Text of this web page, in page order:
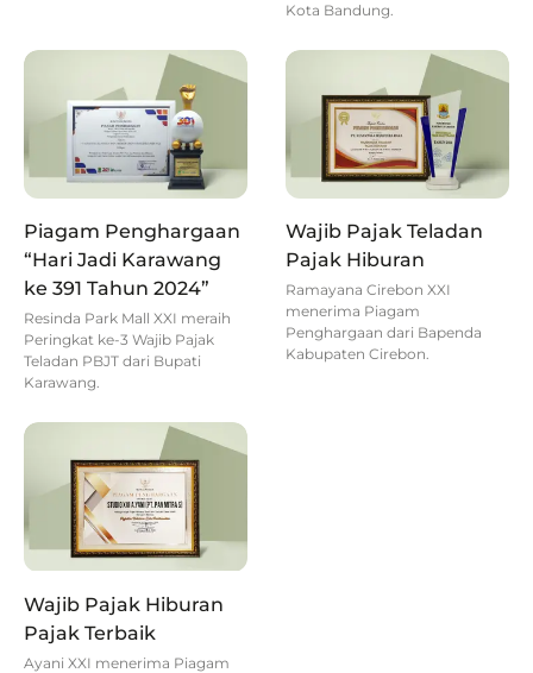
Kota Bandung.
Piagam Penghargaan
“Hari Jadi Karawang
ke 391 Tahun 2024”
Resinda Park Mall XXI meraih
Peringkat ke-3 Wajib Pajak
Teladan PBJT dari Bupati
Karawang.
Wajib Pajak Teladan
Pajak Hiburan
Ramayana Cirebon XXI
menerima Piagam
Penghargaan dari Bapenda
Kabupaten Cirebon.
Wajib Pajak Hiburan
Pajak Terbaik
Ayani XXI menerima Piagam